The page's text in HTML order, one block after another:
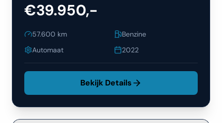
€39.950,-
57.600 km
Benzine
Automaat
2022
Bekijk Details